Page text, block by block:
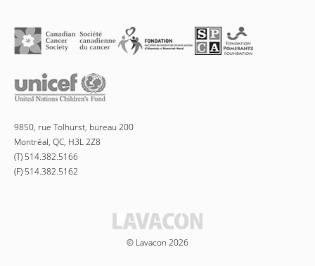
9850, rue Tolhurst, bureau 200
Montréal, QC, H3L 2Z8
(T) 514.382.5166
(F) 514.382.5162
© Lavacon 2026